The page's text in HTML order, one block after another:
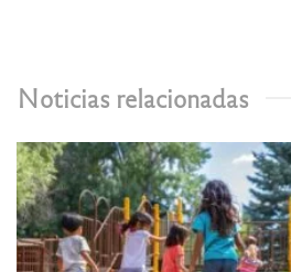
Noticias relacionadas